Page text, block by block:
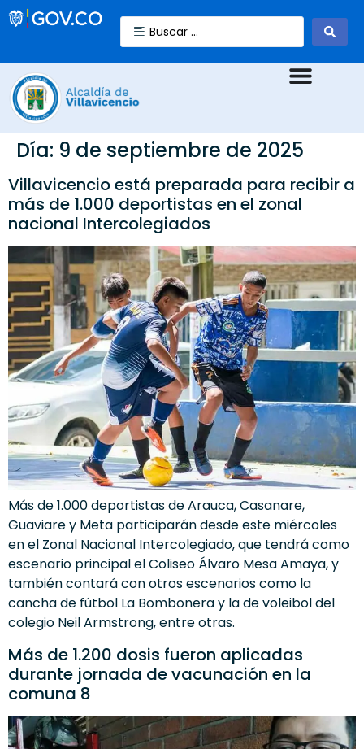
Día: 9 de septiembre de 2025
Villavicencio está preparada para recibir a
más de 1.000 deportistas en el zonal
nacional Intercolegiados
Más de 1.000 deportistas de Arauca, Casanare,
Guaviare y Meta participarán desde este miércoles
en el Zonal Nacional Intercolegiado, que tendrá como
escenario principal el Coliseo Álvaro Mesa Amaya, y
también contará con otros escenarios como la
cancha de fútbol La Bombonera y la de voleibol del
colegio Neil Armstrong, entre otras.
Más de 1.200 dosis fueron aplicadas
durante jornada de vacunación en la
comuna 8